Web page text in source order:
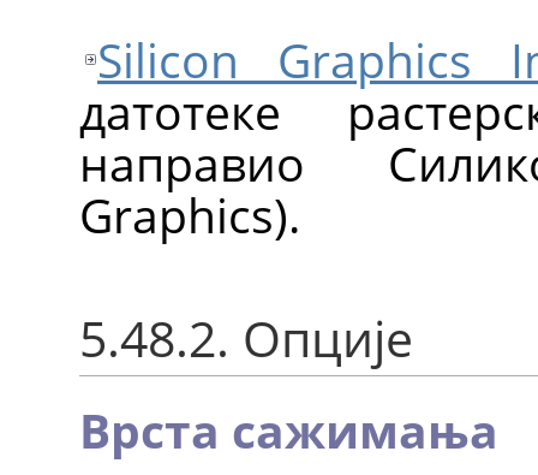
Silicon Graphics
датотеке
направио
Graphics).
5.48.2. Опције
Врста сажимања